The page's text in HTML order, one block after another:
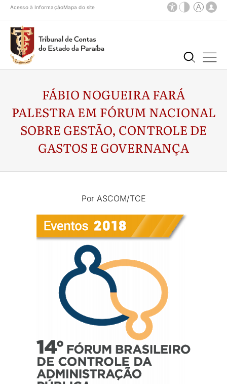
Acesso à InformaçãoMapa do site
FÁBIO NOGUEIRA FARÁ
PALESTRA EM FÓRUM NACIONAL
SOBRE GESTÃO, CONTROLE DE
GASTOS E GOVERNANÇA
Por ASCOM/TCE